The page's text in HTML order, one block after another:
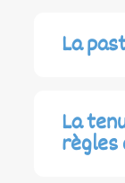
La
La
règles